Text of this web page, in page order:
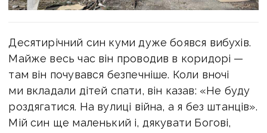
Десятирічний син куми дуже боявся вибухів.
Майже весь час він проводив в коридорі —
там він почувався безпечніше. Коли вночі
ми вкладали дітей спати, він казав: «Не буду
роздягатися. На вулиці війна, а я без штанців».
Мій син ще маленький і, дякувати Богові,